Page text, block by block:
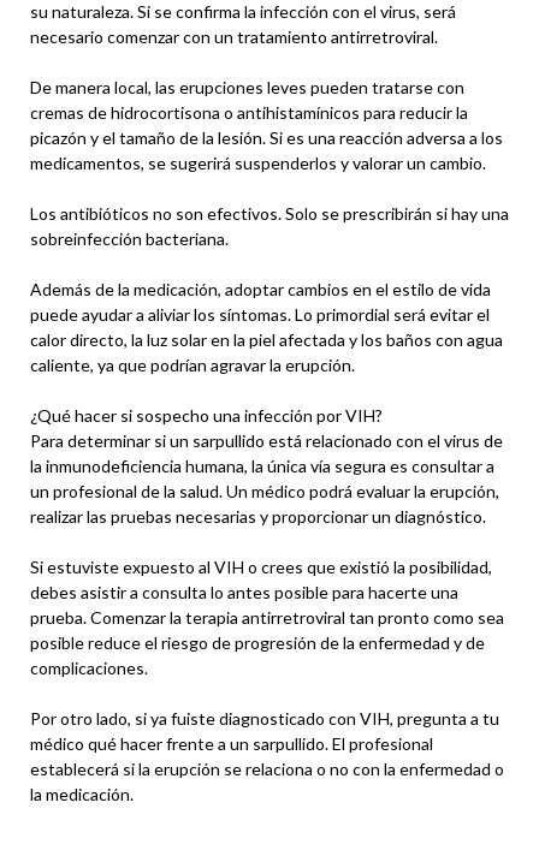
su naturaleza. Si se confirma la infección con el virus, será
necesario comenzar con un tratamiento antirretroviral.
De manera local, las erupciones leves pueden tratarse con
cremas de hidrocortisona o antihistamínicos para reducir la
picazón y el tamaño de la lesión. Si es una reacción adversa a los
medicamentos, se sugerirá suspenderlos y valorar un cambio.
Los antibióticos no son efectivos. Solo se prescribirán si hay una
sobreinfección bacteriana.
Además de la medicación, adoptar cambios en el estilo de vida
puede ayudar a aliviar los síntomas. Lo primordial será evitar el
calor directo, la luz solar en la piel afectada y los baños con agua
caliente, ya que podrían agravar la erupción.
¿Qué hacer si sospecho una infección por VIH?
Para determinar si un sarpullido está relacionado con el virus de
la inmunodeficiencia humana, la única vía segura es consultar a
un profesional de la salud. Un médico podrá evaluar la erupción,
realizar las pruebas necesarias y proporcionar un diagnóstico.
Si estuviste expuesto al VIH o crees que existió la posibilidad,
debes asistir a consulta lo antes posible para hacerte una
prueba. Comenzar la terapia antirretroviral tan pronto como sea
posible reduce el riesgo de progresión de la enfermedad y de
complicaciones.
Por otro lado, si ya fuiste diagnosticado con VIH, pregunta a tu
médico qué hacer frente a un sarpullido. El profesional
establecerá si la erupción se relaciona o no con la enfermedad o
la medicación.